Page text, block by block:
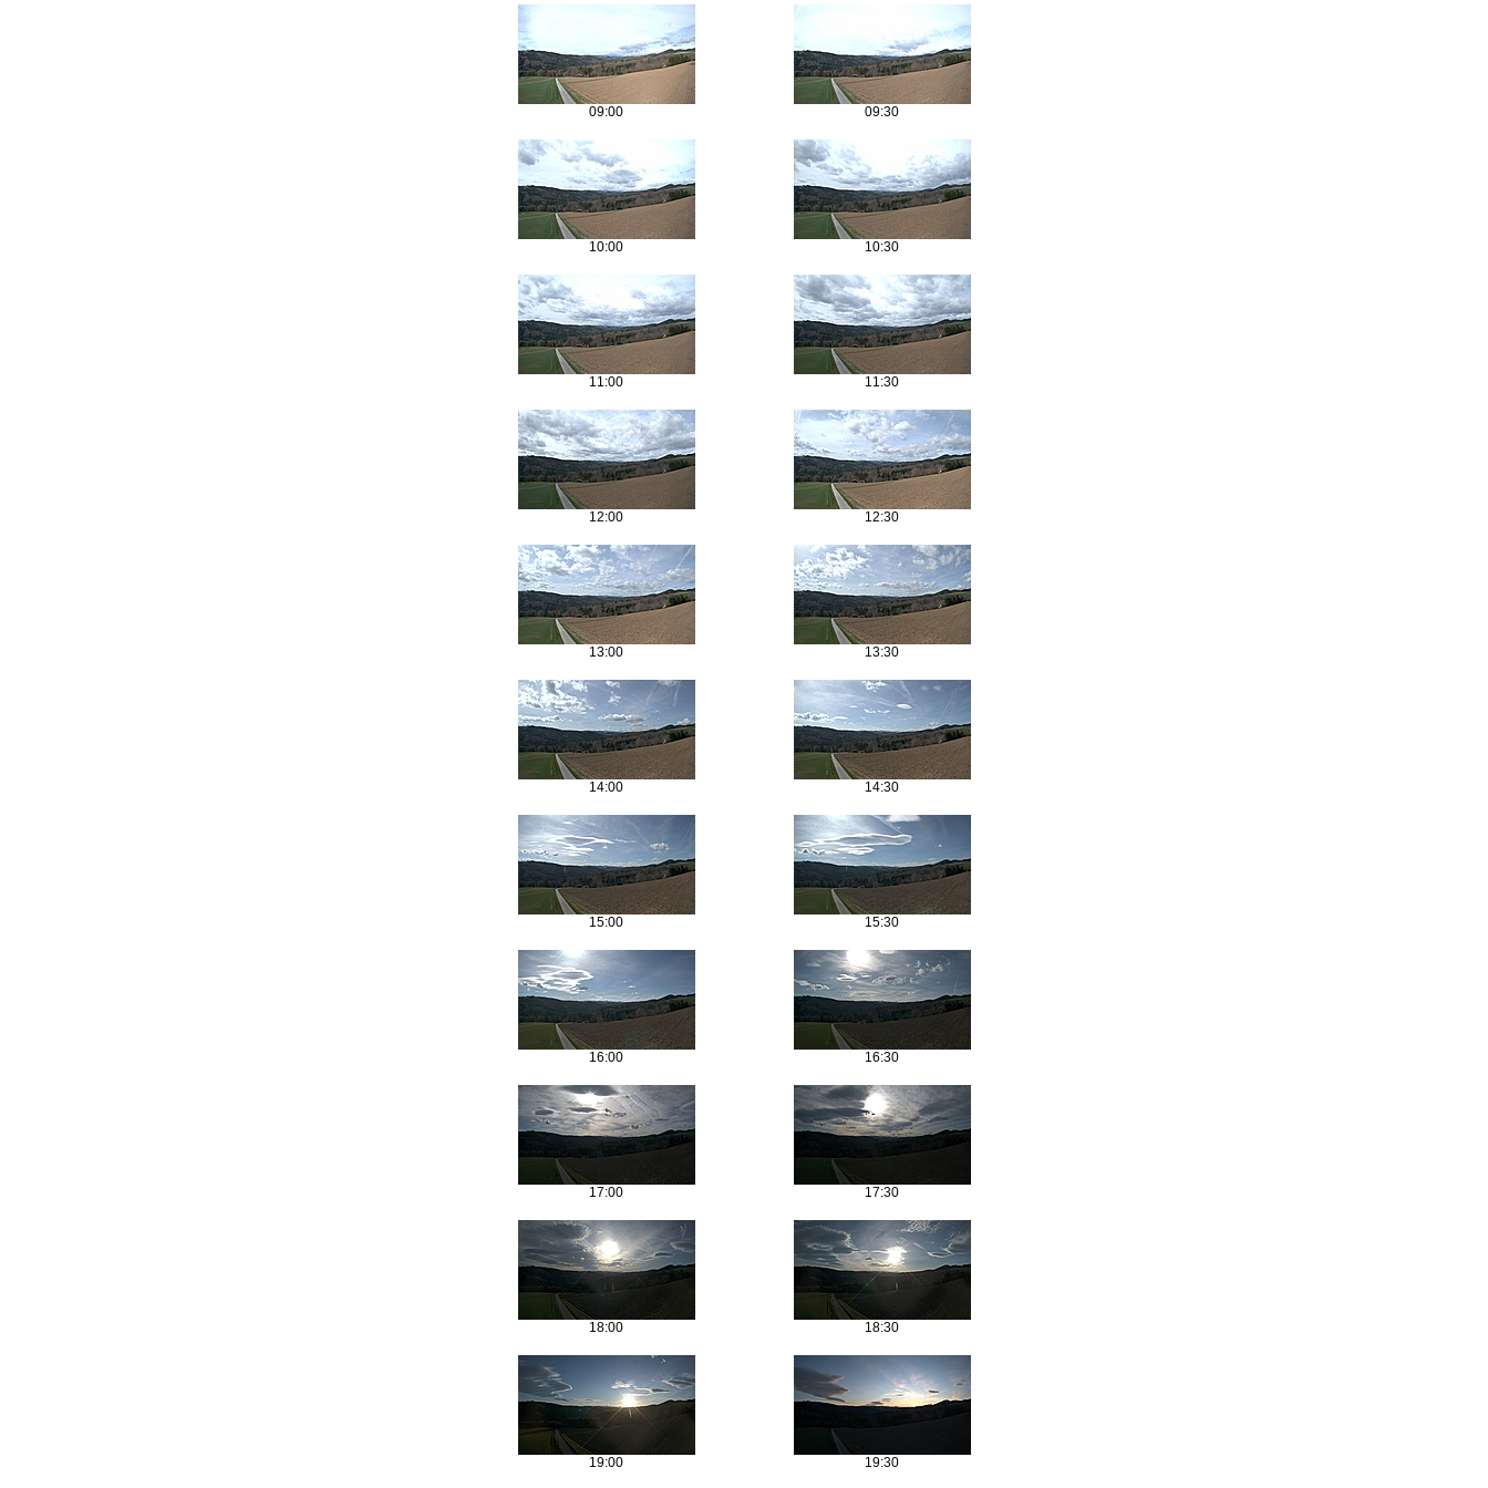
09:00 09:30
10:00 10:30
11:00 11:30
12:00 12:30
13:00 13:30
14:00 14:30
15:00 15:30
16:00 16:30
17:00 17:30
18:00 18:30
19:00 19:30